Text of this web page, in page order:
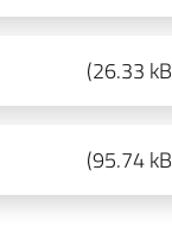
(26.33 kB
(95.74 kB